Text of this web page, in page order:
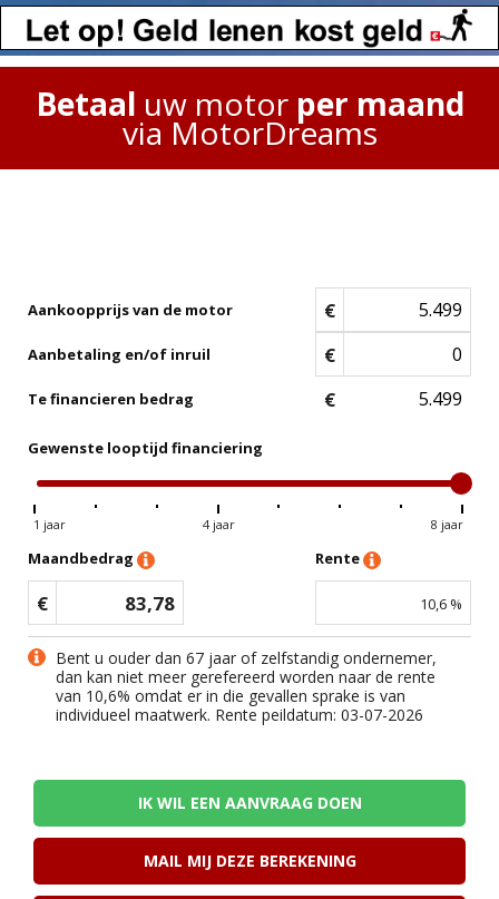
Betaal uw motor per maand
via MotorDreams
Aankoopprijs van de motor €
Aanbetaling en/of inruil €
Te financieren bedrag €
Gewenste looptijd financiering
1 jaar 4 jaar 8 jaar
Maandbedrag
€ 83,78
Rente
10,6 %
Bent u ouder dan 67 jaar of zelfstandig ondernemer,
dan kan niet meer gerefereerd worden naar de rente
van 10,6% omdat er in die gevallen sprake is van
individueel maatwerk. Rente peildatum: 03-07-2026
IK WIL EEN AANVRAAG DOEN
MAIL MIJ DEZE BEREKENING